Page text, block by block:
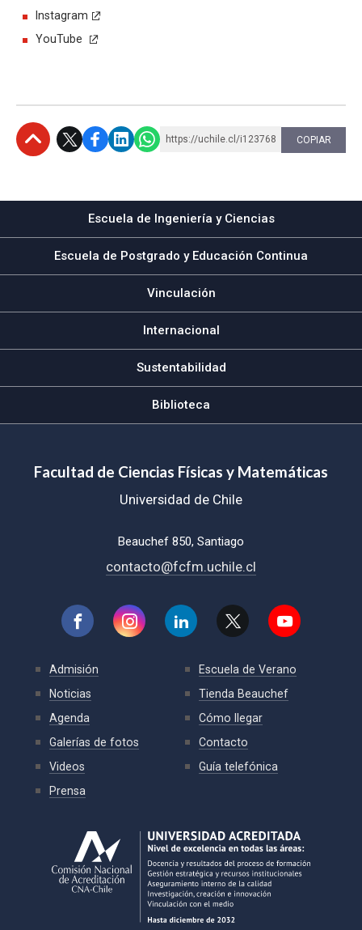
Instagram
YouTube
https://uchile.cl/i123768 COPIAR
Escuela de Ingeniería y Ciencias
Escuela de Postgrado y Educación Continua
Vinculación
Internacional
Sustentabilidad
Biblioteca
Facultad de Ciencias Físicas y Matemáticas
Universidad de Chile
Beauchef 850, Santiago
contacto@fcfm.uchile.cl
Admisión
Noticias
Agenda
Galerías de fotos
Videos
Prensa
Escuela de Verano
Tienda Beauchef
Cómo llegar
Contacto
Guía telefónica